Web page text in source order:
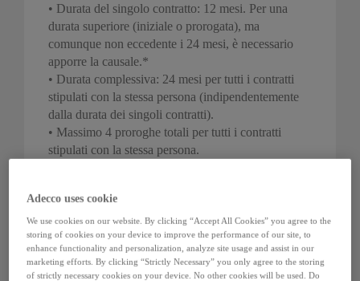
• Durata del singolo contratto: 12 mesi. Per una
durata superiore (iniziale o prorogata), ma
comunque non eccedente i 24 mesi, è necessario
apporre la causale.*
• Durata complessiva: 24 mesi per tutti i contratti
stipulati con la stessa persona (indipendentemente
dalla durata dei singoli contratti).
• Massimo 4 proroghe totali per tutti i contratti
stipulati con la stessa persona.
• Stop&Go: obbligo legale di intervallo tra due
contratti con la stessa persona di 10 o 20 giorni.
• Diritto di precedenza per il lavoratore acquisito
dopo 6 mesi.
• Potenziali costi e responsabilità dovuti all’obbligo
Adecco uses cookie
We use cookies on our website. By clicking “Accept All Cookies” you agree to the
storing of cookies on your device to improve the performance of our site, to
enhance functionality and personalization, analyze site usage and assist in our
marketing efforts. By clicking “Strictly Necessary” you only agree to the storing
of strictly necessary cookies on your device. No other cookies will be used. Do